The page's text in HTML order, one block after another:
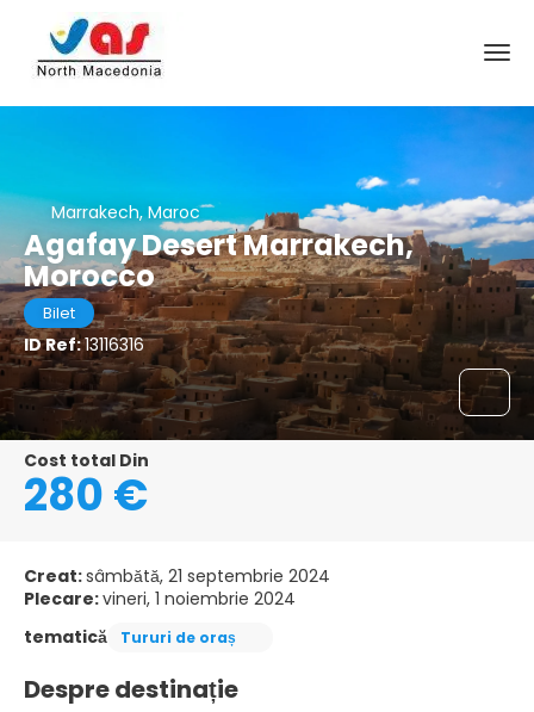
Marrakech, Maroc
Agafay Desert Marrakech,
Morocco
Bilet
ID Ref:13116316
Cost total Din
280 €
Creat:sâmbătă, 21 septembrie 2024
Plecare:vineri, 1 noiembrie 2024
tematică
Tururi de oraș
Despre destinație